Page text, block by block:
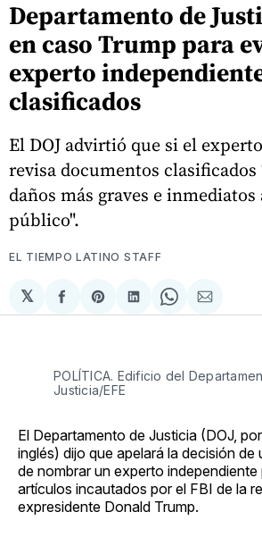
Departamento de
en caso Trump para
experto
clasificados
El DOJ advirtió que si el
revisa documentos clasificados
daños más graves e
público".
EL TIEMPO LATINO STAFF
𝕏
Compartir
en
Share
on
Compartir
en
Share
on
via
POLÍTICA. Edificio del
Justicia/EFE
El Departamento de Justicia (DOJ,
inglés) dijo que apelará la decisión de
de nombrar un experto independiente
artículos incautados por el FBI de la
expresidente Donald Trump.